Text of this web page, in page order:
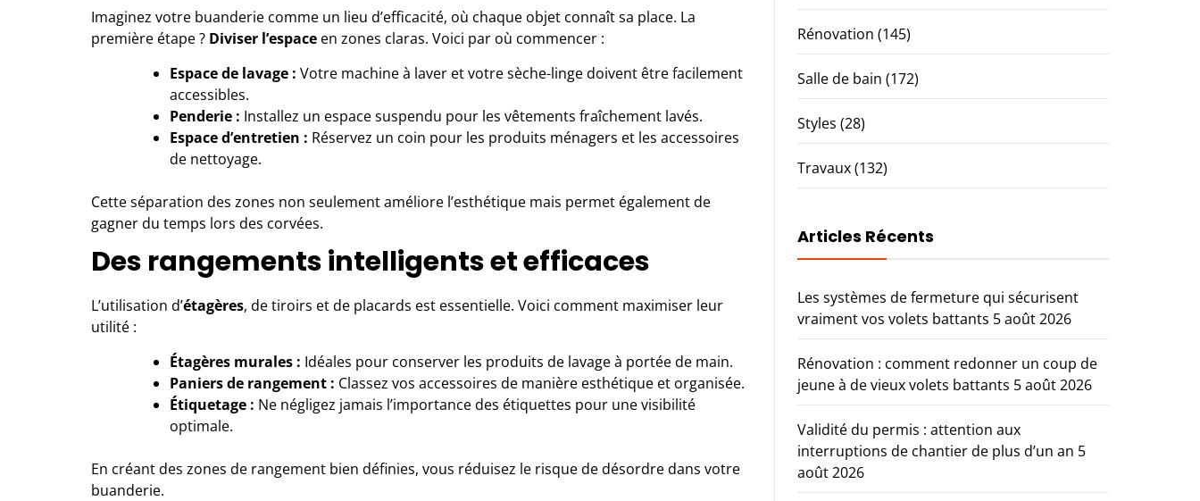
Imaginez votre buanderie comme un lieu d’efficacité, où chaque objet connaît sa place. La
première étape ? Diviser l’espace en zones claras. Voici par où commencer :
Espace de lavage : Votre machine à laver et votre sèche-linge doivent être facilement
accessibles.
Penderie : Installez un espace suspendu pour les vêtements fraîchement lavés.
Espace d’entretien : Réservez un coin pour les produits ménagers et les accessoires
de nettoyage.
Cette séparation des zones non seulement améliore l’esthétique mais permet également de
gagner du temps lors des corvées.
Des rangements intelligents et efficaces
L’utilisation d’étagères, de tiroirs et de placards est essentielle. Voici comment maximiser leur
utilité :
Étagères murales : Idéales pour conserver les produits de lavage à portée de main.
Paniers de rangement : Classez vos accessoires de manière esthétique et organisée.
Étiquetage : Ne négligez jamais l’importance des étiquettes pour une visibilité
optimale.
En créant des zones de rangement bien définies, vous réduisez le risque de désordre dans votre
buanderie.
Rénovation (145)
Salle de bain (172)
Styles (28)
Travaux(132)
Articles Récents
Les systèmes de fermeture qui sécurisent
vraiment vos volets battants 5 août 2026
Rénovation : comment redonner un coup de
jeune à de vieux volets battants 5 août 2026
Validité du permis : attention aux
interruptions de chantier de plus d’un an 5
août 2026